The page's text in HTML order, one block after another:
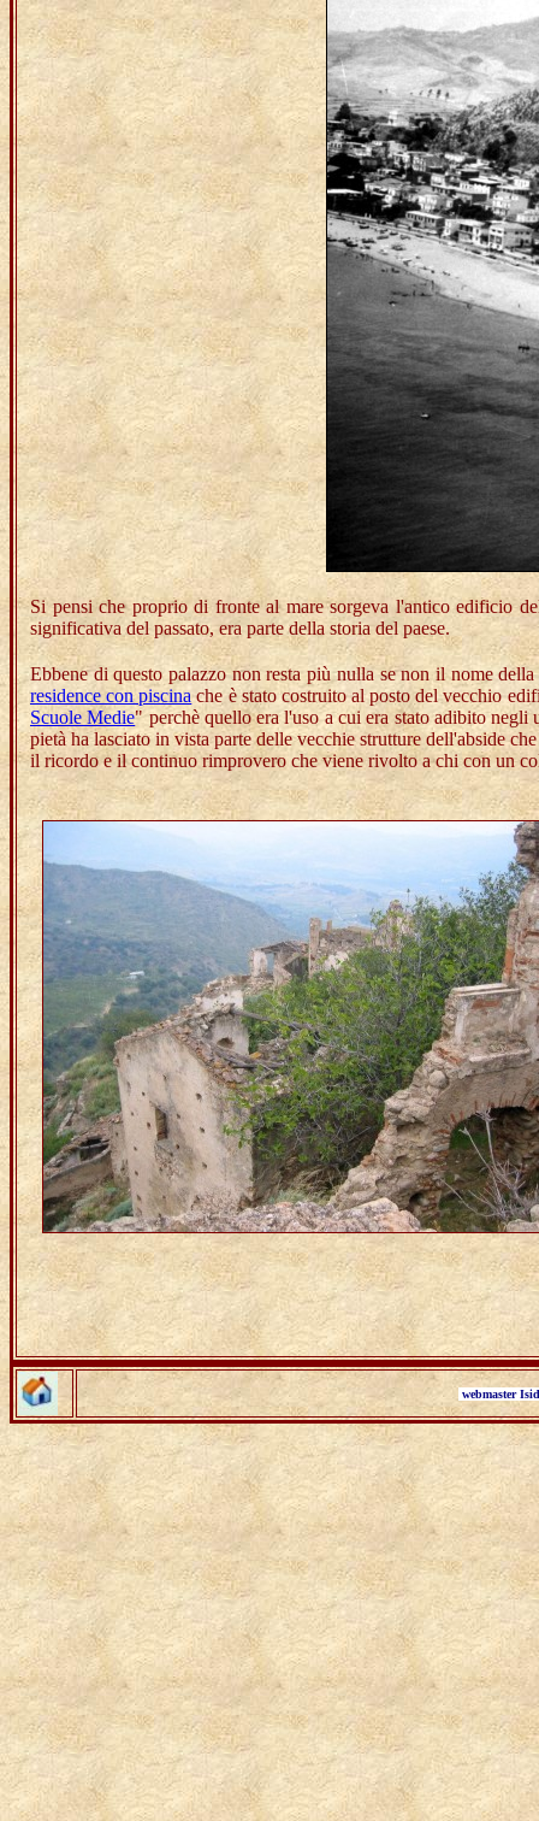
Si pensi che proprio di fronte al mare sorgeva l'antico edificio
significativa del passato, era parte della storia del paese.
Ebbene di questo palazzo non resta più nulla se non il nome
residence con piscinache è stato costruito al posto del vecchio
Scuole Medie" perchè quello era l'uso a cui era stato adibito
pietà ha lasciato in vista parte delle vecchie strutture dell'abside
il ricordo e il continuo rimprovero che viene rivolto a chi con un
webmaster